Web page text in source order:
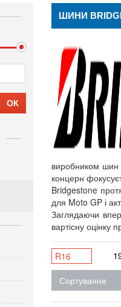
ОК
ШИНИ
виробником шин
концерн
Bridgestone
для Moto GP і
Заглядаючи
вартісну оцінку
R16
Сортування